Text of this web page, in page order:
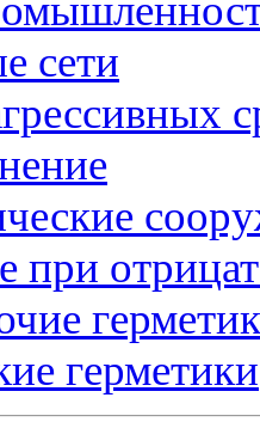
сети
при
герметики